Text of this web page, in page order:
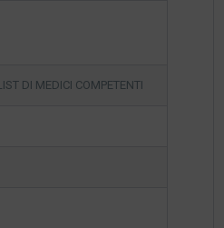
DI MEDICI COMPETENTI